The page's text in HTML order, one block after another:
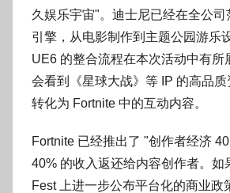
久娱乐宇宙"。迪士尼已经在全公司
引擎，从电影制作到主题公园游乐
UE6 的整合流程在本次活动中有所
会看到《星球大战》等 IP 的高品
转化为 Fortnite 中的互动内容。
Fortnite 已经推出了 "创作者经济
40% 的收入返还给内容创作者。如
Fest 上进一步公布平台化的商业